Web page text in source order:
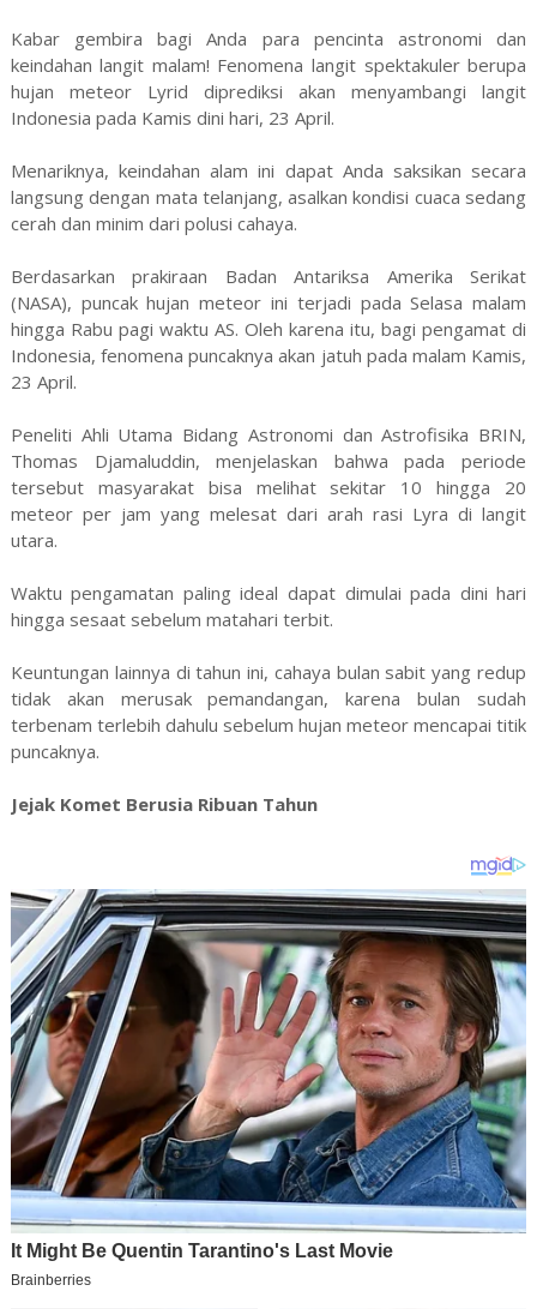
Kabar gembira bagi Anda para pencinta astronomi dan
keindahan langit malam! Fenomena langit spektakuler berupa
hujan meteor Lyrid diprediksi akan menyambangi langit
Indonesia pada Kamis dini hari, 23 April.
Menariknya, keindahan alam ini dapat Anda saksikan secara
langsung dengan mata telanjang, asalkan kondisi cuaca sedang
cerah dan minim dari polusi cahaya.
Berdasarkan prakiraan Badan Antariksa Amerika Serikat
(NASA), puncak hujan meteor ini terjadi pada Selasa malam
hingga Rabu pagi waktu AS. Oleh karena itu, bagi pengamat di
Indonesia, fenomena puncaknya akan jatuh pada malam Kamis,
23 April.
Peneliti Ahli Utama Bidang Astronomi dan Astrofisika BRIN,
Thomas Djamaluddin, menjelaskan bahwa pada periode
tersebut masyarakat bisa melihat sekitar 10 hingga 20
meteor per jam yang melesat dari arah rasi Lyra di langit
utara.
Waktu pengamatan paling ideal dapat dimulai pada dini hari
hingga sesaat sebelum matahari terbit.
Keuntungan lainnya di tahun ini, cahaya bulan sabit yang redup
tidak akan merusak pemandangan, karena bulan sudah
terbenam terlebih dahulu sebelum hujan meteor mencapai titik
puncaknya.
Jejak Komet Berusia Ribuan Tahun